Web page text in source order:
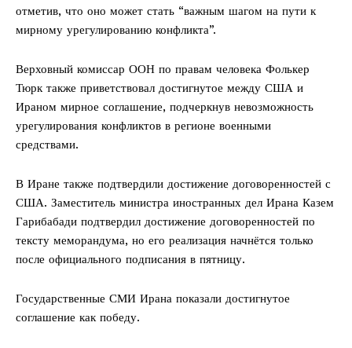
отметив, что оно может стать “важным шагом на пути к
мирному урегулированию конфликта”.
Верховный комиссар ООН по правам человека Фолькер
Тюрк также приветствовал достигнутое между США и
Ираном мирное соглашение, подчеркнув невозможность
урегулирования конфликтов в регионе военными
средствами.
В Иране также подтвердили достижение договоренностей с
США. Заместитель министра иностранных дел Ирана Казем
Гарибабади подтвердил достижение договоренностей по
тексту меморандума, но его реализация начнётся только
после официального подписания в пятницу.
Государственные СМИ Ирана показали достигнутое
соглашение как победу.